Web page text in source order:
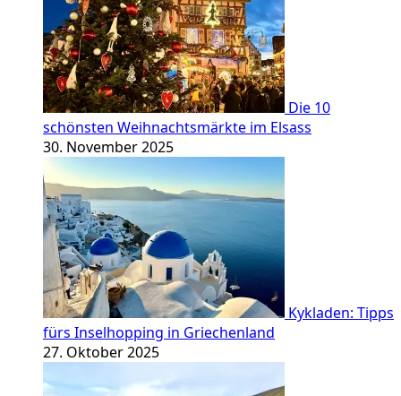
Die 10
schönsten Weihnachtsmärkte im Elsass
30. November 2025
Kykladen: Tipps
fürs Inselhopping in Griechenland
27. Oktober 2025